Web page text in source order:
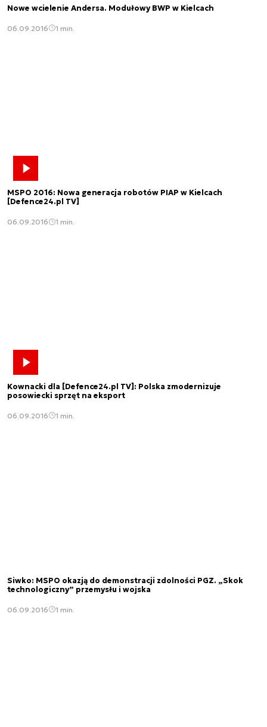
Nowe wcielenie Andersa. Modułowy BWP w Kielcach
06.09.2016 1 min.
MSPO 2016: Nowa generacja robotów PIAP w Kielcach
[Defence24.pl TV]
06.09.2016 1 min.
Kownacki dla [Defence24.pl TV]: Polska zmodernizuje
posowiecki sprzęt na eksport
06.09.2016 1 min.
Siwko: MSPO okazją do demonstracji zdolności PGZ. „Skok
technologiczny” przemysłu i wojska
06.09.2016 1 min.